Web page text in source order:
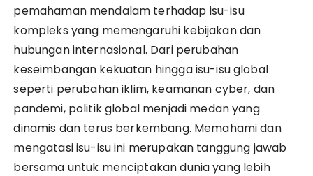
pemahaman mendalam terhadap isu-isu
kompleks yang memengaruhi kebijakan dan
hubungan internasional. Dari perubahan
keseimbangan kekuatan hingga isu-isu global
seperti perubahan iklim, keamanan cyber, dan
pandemi, politik global menjadi medan yang
dinamis dan terus berkembang. Memahami dan
mengatasi isu-isu ini merupakan tanggung jawab
bersama untuk menciptakan dunia yang lebih